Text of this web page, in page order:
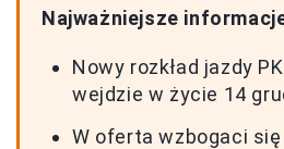
Najważniejsze
Nowy rozkład jazdy
wejdzie w życie 14
W oferta wzbogaci się